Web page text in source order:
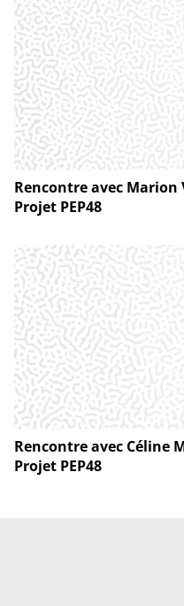
Rencontre avec Marion
Projet PEP48
Rencontre avec Céline
Projet PEP48